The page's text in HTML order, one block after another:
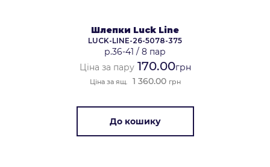
Шлепки Luck Line
LUCK-LINE-26-5078-375
р.36-41 / 8 пар
Ціна за пару170.00грн
Ціна за ящ. 1 360.00 грн
До кошику